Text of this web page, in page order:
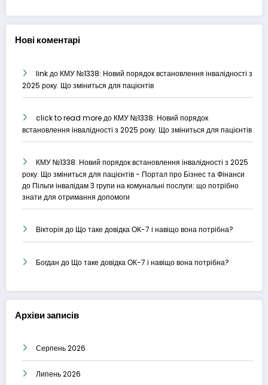
Нові коментарі
linkдо КМУ №1338: Новий порядок встановлення інвалідності з
2025 року. Що зміниться для пацієнтів
click to read moreдо КМУ №1338: Новий порядок
встановлення інвалідності з 2025 року. Що зміниться для пацієнтів
КМУ №1338: Новий порядок встановлення інвалідності з 2025
року. Що зміниться для пацієнтів - Портал про Бізнес та Фінанси
до Пільги інвалідам 3 групи на комунальні послуги: що потрібно
знати для отримання допомоги
Вікторія до Що таке довідка ОК-7 і навіщо вона потрібна?
Богдан до Що таке довідка ОК-7 і навіщо вона потрібна?
Архіви записів
Серпень 2026
Липень 2026